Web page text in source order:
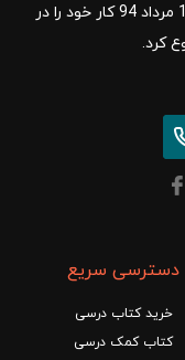
کرد.فروشگاه آنلاین کتاب مارکا در تاریخ 18 مرداد 94 کار خود را در
کرد.
دسترسی سریع
خرید کتاب درسی
کتاب کمک درسی